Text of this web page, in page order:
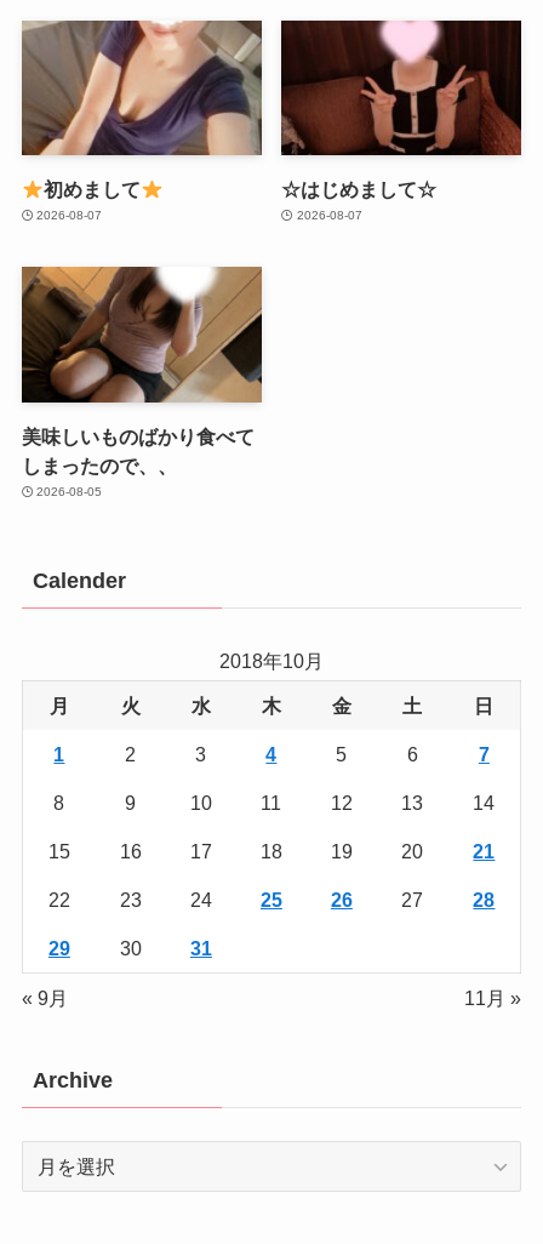
初めまして
2026-08-07
☆はじめまして☆
2026-08-07
美味しいものばかり食べて
しまったので、、
2026-08-05
Calender
2018年10月
月 火 水 木 金 土 日
1 2 3 4 5 6 7
8 9 10 11 12 13 14
15 16 17 18 19 20 21
22 23 24 25 26 27 28
29 30 31
« 9月 11月 »
Archive
Archive